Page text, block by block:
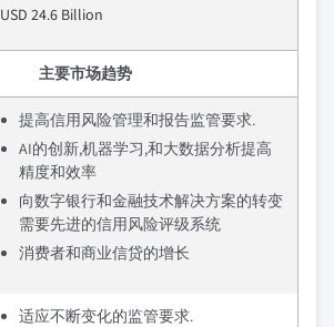
USD 24.6 Billion
主要市场趋势
提高信用风险管理和报告监管要求.
AI的创新,机器学习,和大数据分析提高
精度和效率
向数字银行和金融技术解决方案的转变
需要先进的信用风险评级系统
消费者和商业信贷的增长
适应不断变化的监管要求.